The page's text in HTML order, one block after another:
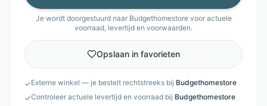
Je wordt doorgestuurd naar Budgethomestorevoor actuele
voorraad, levertijd en voorwaarden.
Opslaan in favorieten
✓Externe winkel — je bestelt rechtstreeks bij Budgethomestore
✓Controleer actuele levertijd en voorraad bij Budgethomestore